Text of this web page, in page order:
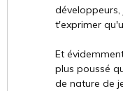
t'exprimer
Et
plus poussé
de nature de